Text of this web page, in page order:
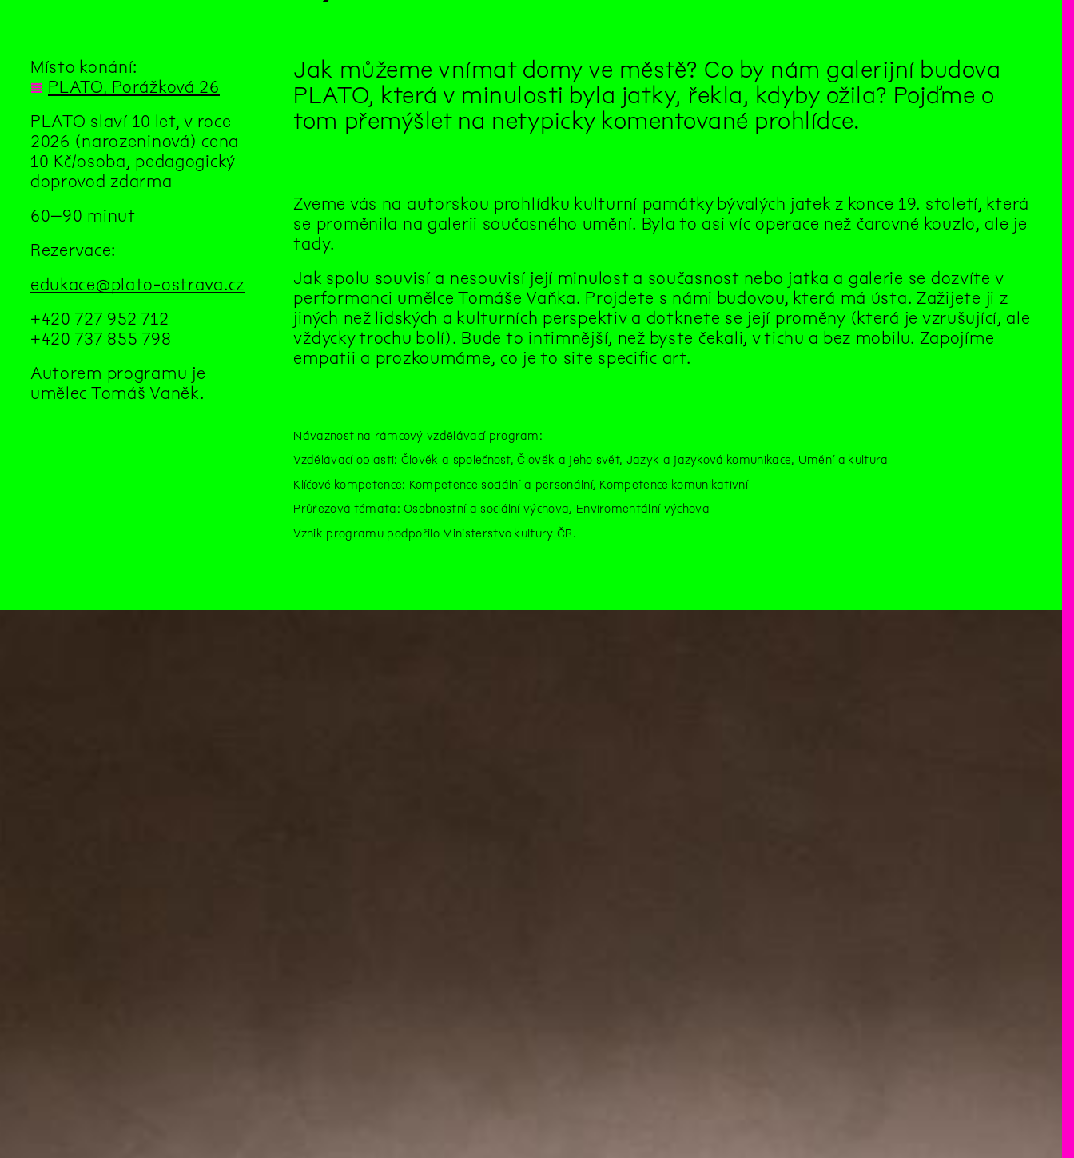
Místo konání:
◊ PLATO, Porážková 26
PLATO slaví 10 let, v roce
2026 (narozeninová) cena
10 Kč/osoba, pedagogický
doprovod zdarma
60–90 minut
Rezervace:
edukace@plato-ostrava.cz
+420 727 952 712
+420 737 855 798
Autorem programu je
umělec Tomáš Vaněk.
Jak můžeme vnímat domy ve městě? Co by nám galerijní budova
PLATO, která v minulosti byla jatky, řekla, kdyby ožila? Pojďme o
tom přemýšlet na netypicky komentované prohlídce.
Zveme vás na autorskou prohlídku kulturní památky bývalých jatek z konce 19. století, která
se proměnila na galerii současného umění. Byla to asi víc operace než čarovné kouzlo, ale je
tady.
Jak spolu souvisí a nesouvisí její minulost a současnost nebo jatka a galerie se dozvíte v
performanci umělce Tomáše Vaňka. Projdete s námi budovou, která má ústa. Zažijete ji z
jiných než lidských a kulturních perspektiv a dotknete se její proměny (která je vzrušující, ale
vždycky trochu bolí). Bude to intimnější, než byste čekali, v tichu a bez mobilu. Zapojíme
empatii a prozkoumáme, co je to site specific art.
Návaznost na rámcový vzdělávací program:
Vzdělávací oblasti: Člověk a společnost, Člověk a jeho svět, Jazyk a jazyková komunikace, Umění a kultura
Klíčové kompetence: Kompetence sociální a personální, Kompetence komunikativní
Průřezová témata: Osobnostní a sociální výchova, Enviromentální výchova
Vznik programu podpořilo Ministerstvo kultury ČR.